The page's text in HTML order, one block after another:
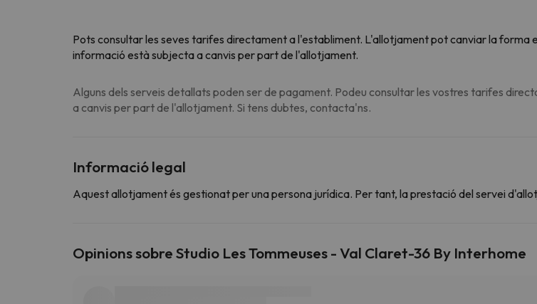
Pots consultar les seves tarifes directament a l'establiment. L'allotjament pot canviar la forma
informació està subjecta a canvis per part de l'allotjament.
Alguns dels serveis detallats poden ser de pagament. Podeu consultar les vostres tarifes
a canvis per part de l'allotjament. Si tens dubtes, contacta'ns.
Informació legal
Aquest allotjament és gestionat per una persona jurídica. Per tant, la prestació del servei
Opinions sobre Studio Les Tommeuses - Val Claret-36 By Interhome